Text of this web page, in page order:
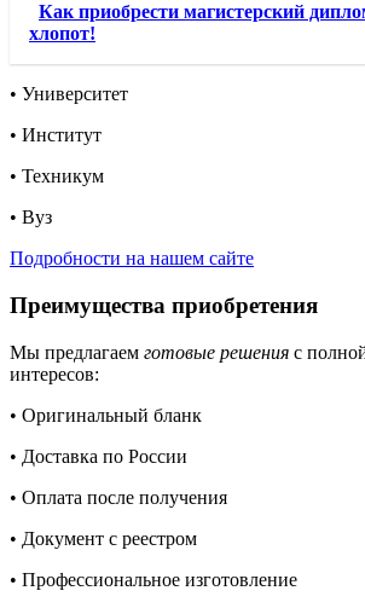
Как приобрести магистерский
хлопот!
• Университет
• Институт
• Техникум
• Вуз
Подробности на нашем сайте
Преимущества приобретения
Мы предлагаем готовые решения с
интересов:
• Оригинальный бланк
• Доставка по России
• Оплата после получения
• Документ с реестром
• Профессиональное изготовление